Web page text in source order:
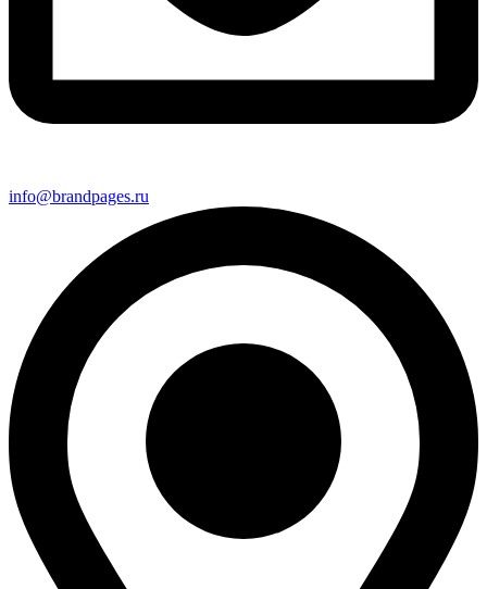
info@brandpages.ru